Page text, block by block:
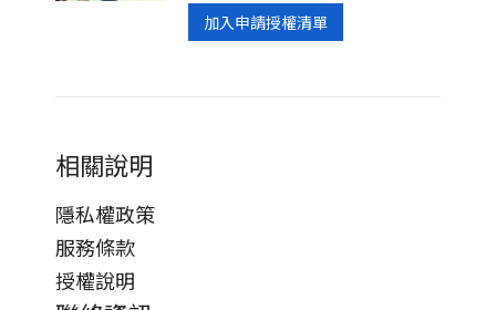
加入申請授權清單
相關說明
隱私權政策
服務條款
授權說明